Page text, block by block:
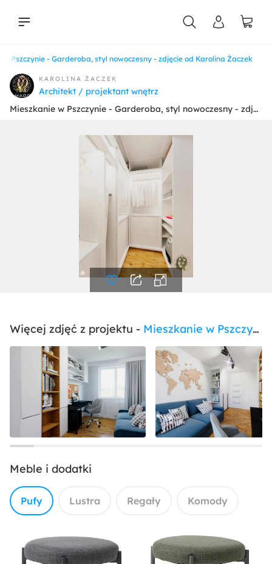
w Pszczynie - Garderoba, styl nowoczesny - zdjęcie od Karolina Żaczek
KAROLINA ŻACZEK
Architekt / projektant wnętrz
Mieszkanie w Pszczynie - Garderoba, styl nowoczesny - zdjęcie od Karolina Żaczek
Więcej zdjęć z projektu - Mieszkanie w Pszczynie
Meble i dodatki
Pufy Lustra Regały Komody